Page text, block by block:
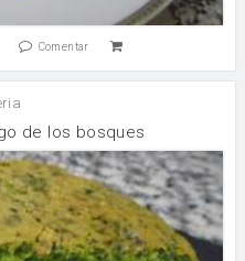
Comentar
de los bosques